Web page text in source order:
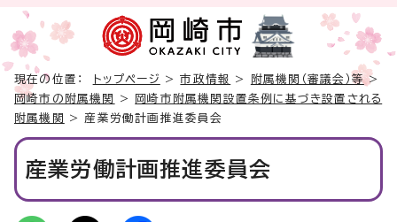
現在の位置： トップページ >市政情報 > 附属機関（審議会）等>
岡崎市の附属機関
>
岡崎市附属機関設置条例に基づき設置される
附属機関
> 産業労働計画推進委員会
産業労働計画推進委員会